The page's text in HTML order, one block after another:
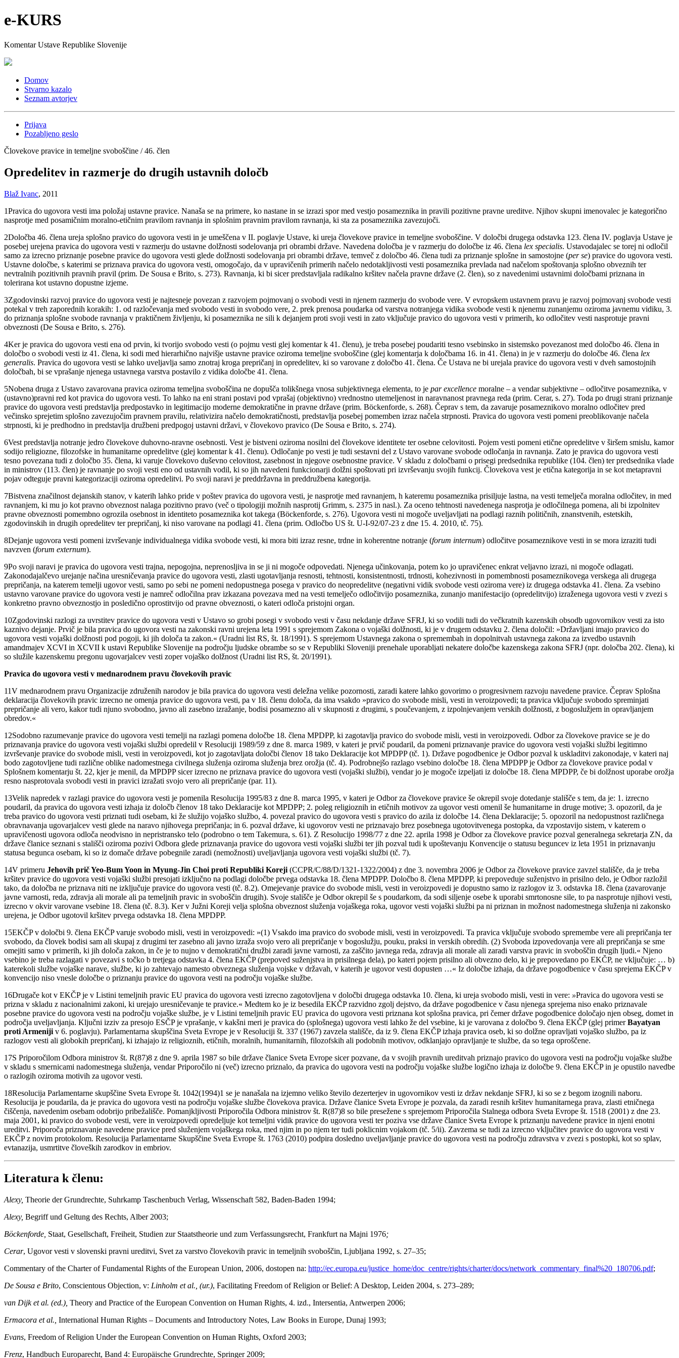
e-KURS
Komentar Ustave Republike Slovenije
Domov
Stvarno kazalo
Seznam avtorjev
Prijava
Pozabljeno geslo
Človekove pravice in temeljne svoboščine / 46. člen
Opredelitev in razmerje do drugih ustavnih določb
Blaž Ivanc, 2011
1Pravica do ugovora vesti ima položaj ustavne pravice. Nanaša se na primere, ko nastane in se izrazi spor med vestjo posameznika in pravili pozitivne pravne ureditve. Njihov skupni imenovalec je kategorično
nasprotje med posamičnim moralno-etičnim pravilom ravnanja in splošnim pravnim pravilom ravnanja, ki sta za posameznika zavezujoči.
2Določba 46. člena ureja splošno pravico do ugovora vesti in je umeščena v II. poglavje Ustave, ki ureja človekove pravice in temeljne svoboščine. V določbi drugega odstavka 123. člena IV. poglavja Ustave je
posebej urejena pravica do ugovora vesti v razmerju do ustavne dolžnosti sodelovanja pri obrambi države. Navedena določba je v razmerju do določbe iz 46. člena lex specialis. Ustavodajalec se torej ni odločil
samo za izrecno priznanje posebne pravice do ugovora vesti glede dolžnosti sodelovanja pri obrambi države, temveč z določbo 46. člena tudi za priznanje splošne in samostojne (per se) pravice do ugovora vesti.
Ustavne določbe, s katerimi se priznava pravica do ugovora vesti, omogočajo, da v upravičenih primerih načelo nedotakljivosti vesti posameznika prevlada nad načelom spoštovanja splošno obveznih ter
nevtralnih pozitivnih pravnih pravil (prim. De Sousa e Brito, s. 273). Ravnanja, ki bi sicer predstavljala radikalno kršitev načela pravne države (2. člen), so z navedenimi ustavnimi določbami priznana in
tolerirana kot ustavno dopustne izjeme.
3Zgodovinski razvoj pravice do ugovora vesti je najtesneje povezan z razvojem pojmovanj o svobodi vesti in njenem razmerju do svobode vere. V evropskem ustavnem pravu je razvoj pojmovanj svobode vesti
potekal v treh zaporednih korakih: 1. od razločevanja med svobodo vesti in svobodo vere, 2. prek prenosa poudarka od varstva notranjega vidika svobode vesti k njenemu zunanjemu oziroma javnemu vidiku, 3.
do priznanja splošne svobode ravnanja v praktičnem življenju, ki posameznika ne sili k dejanjem proti svoji vesti in zato vključuje pravico do ugovora vesti v primerih, ko odločitev vesti nasprotuje pravni
obveznosti (De Sousa e Brito, s. 276).
4Ker je pravica do ugovora vesti ena od prvin, ki tvorijo svobodo vesti (o pojmu vesti glej komentar k 41. členu), je treba posebej poudariti tesno vsebinsko in sistemsko povezanost med določbo 46. člena in
določbo o svobodi vesti iz 41. člena, ki sodi med hierarhično najvišje ustavne pravice oziroma temeljne svoboščine (glej komentarja k določbama 16. in 41. člena) in je v razmerju do določbe 46. člena lex
generalis. Pravica do ugovora vesti se lahko uveljavlja samo znotraj kroga prepričanj in opredelitev, ki so varovane z določbo 41. člena. Če Ustava ne bi urejala pravice do ugovora vesti v dveh samostojnih
določbah, bi se vprašanje njenega ustavnega varstva postavilo z vidika določbe 41. člena.
5Nobena druga z Ustavo zavarovana pravica oziroma temeljna svoboščina ne dopušča tolikšnega vnosa subjektivnega elementa, to je par excellence moralne – a vendar subjektivne – odločitve posameznika, v
(ustavno)pravni red kot pravica do ugovora vesti. To lahko na eni strani postavi pod vprašaj (objektivno) vrednostno utemeljenost in naravnanost pravnega reda (prim. Cerar, s. 27). Toda po drugi strani priznanje
pravice do ugovora vesti predstavlja predpostavko in legitimacijo moderne demokratične in pravne države (prim. Böckenforde, s. 268). Čeprav s tem, da zavaruje posameznikovo moralno odločitev pred
večinsko sprejetim splošno zavezujočim pravnem pravilu, relativizira načelo demokratičnosti, predstavlja posebej pomemben izraz načela strpnosti. Pravica do ugovora vesti pomeni preoblikovanje načela
strpnosti, ki je predhodno in predstavlja družbeni predpogoj ustavni državi, v človekovo pravico (De Sousa e Brito, s. 274).
6Vest predstavlja notranje jedro človekove duhovno-nravne osebnosti. Vest je bistveni oziroma nosilni del človekove identitete ter osebne celovitosti. Pojem vesti pomeni etične opredelitve v širšem smislu, kamor
sodijo religiozne, filozofske in humanitarne opredelitve (glej komentar k 41. členu). Odločanje po vesti je tudi sestavni del z Ustavo varovane svobode odločanja in ravnanja. Zato je pravica do ugovora vesti
tesno povezana tudi z določbo 35. člena, ki varuje človekovo duševno celovitost, zasebnost in njegove osebnostne pravice. V skladu z določbami o prisegi predsednika republike (104. člen) ter predsednika vlade
in ministrov (113. člen) je ravnanje po svoji vesti eno od ustavnih vodil, ki so jih navedeni funkcionarji dolžni spoštovati pri izvrševanju svojih funkcij. Človekova vest je etična kategorija in se kot metapravni
pojav odteguje pravni kategorizaciji oziroma opredelitvi. Po svoji naravi je preddržavna in preddružbena kategorija.
7Bistvena značilnost dejanskih stanov, v katerih lahko pride v poštev pravica do ugovora vesti, je nasprotje med ravnanjem, h kateremu posameznika prisiljuje lastna, na vesti temelječa moralna odločitev, in med
ravnanjem, ki mu jo kot pravno obveznost nalaga pozitivno pravo (več o tipologiji možnih nasprotij Grimm, s. 2375 in nasl.). Za oceno tehtnosti navedenega nasprotja je odločilnega pomena, ali bi izpolnitev
pravne obveznosti pomembno ogrozila osebnost in identiteto posameznika kot takega (Böckenforde, s. 276). Ugovora vesti ni mogoče uveljavljati na podlagi raznih političnih, znanstvenih, estetskih,
zgodovinskih in drugih opredelitev ter prepričanj, ki niso varovane na podlagi 41. člena (prim. Odločbo US št. U-I-92/07-23 z dne 15. 4. 2010, tč. 75).
8Dejanje ugovora vesti pomeni izvrševanje individualnega vidika svobode vesti, ki mora biti izraz resne, trdne in koherentne notranje (forum internum) odločitve posameznikove vesti in se mora izraziti tudi
navzven (forum externum).
9Po svoji naravi je pravica do ugovora vesti trajna, nepogojna, neprenosljiva in se ji ni mogoče odpovedati. Njenega učinkovanja, potem ko jo upravičenec enkrat veljavno izrazi, ni mogoče odlagati.
Zakonodajalčevo urejanje načina uresničevanja pravice do ugovora vesti, zlasti ugotavljanja resnosti, tehtnosti, konsistentnosti, trdnosti, kohezivnosti in pomembnosti posameznikovega verskega ali drugega
prepričanja, na katerem temelji ugovor vesti, samo po sebi ne pomeni nedopustnega posega v pravico do neopredelitve (negativni vidik svobode vesti oziroma vere) iz drugega odstavka 41. člena. Za vsebino
ustavno varovane pravice do ugovora vesti je namreč odločilna prav izkazana povezava med na vesti temelječo odločitvijo posameznika, zunanjo manifestacijo (opredelitvijo) izraženega ugovora vesti v zvezi s
konkretno pravno obveznostjo in posledično oprostitvijo od pravne obveznosti, o kateri odloča pristojni organ.
10Zgodovinski razlogi za uvrstitev pravice do ugovora vesti v Ustavo so grobi posegi v svobodo vesti v času nekdanje države SFRJ, ki so vodili tudi do večkratnih kazenskih obsodb ugovornikov vesti za isto
kaznivo dejanje. Prvič je bila pravica do ugovora vesti na zakonski ravni urejena leta 1991 s sprejemom Zakona o vojaški dolžnosti, ki je v drugem odstavku 2. člena določil: »Državljani imajo pravico do
ugovora vesti vojaški dolžnosti pod pogoji, ki jih določa ta zakon.« (Uradni list RS, št. 18/1991). S sprejemom Ustavnega zakona o spremembah in dopolnitvah ustavnega zakona za izvedbo ustavnih
amandmajev XCVI in XCVII k ustavi Republike Slovenije na področju ljudske obrambe so se v Republiki Sloveniji prenehale uporabljati nekatere določbe kazenskega zakona SFRJ (npr. določba 202. člena), ki
so služile kazenskemu pregonu ugovarjalcev vesti zoper vojaško dolžnost (Uradni list RS, št. 20/1991).
Pravica do ugovora vesti v mednarodnem pravu človekovih pravic
11V mednarodnem pravu Organizacije združenih narodov je bila pravica do ugovora vesti deležna velike pozornosti, zaradi katere lahko govorimo o progresivnem razvoju navedene pravice. Čeprav Splošna
deklaracija človekovih pravic izrecno ne omenja pravice do ugovora vesti, pa v 18. členu določa, da ima vsakdo »pravico do svobode misli, vesti in veroizpovedi; ta pravica vključuje svobodo spreminjati
prepričanje ali vero, kakor tudi njuno svobodno, javno ali zasebno izražanje, bodisi posamezno ali v skupnosti z drugimi, s poučevanjem, z izpolnjevanjem verskih dolžnosti, z bogoslužjem in opravljanjem
obredov.«
12Sodobno razumevanje pravice do ugovora vesti temelji na razlagi pomena določbe 18. člena MPDPP, ki zagotavlja pravico do svobode misli, vesti in veroizpovedi. Odbor za človekove pravice se je do
priznavanja pravice do ugovora vesti vojaški službi opredelil v Resoluciji 1989/59 z dne 8. marca 1989, v kateri je prvič poudaril, da pomeni priznavanje pravice do ugovora vesti vojaški službi legitimno
izvrševanje pravice do svobode misli, vesti in veroizpovedi, kot jo zagotavljata določbi členov 18 tako Deklaracije kot MPDPP (tč. 1). Države pogodbenice je Odbor pozval k uskladitvi zakonodaje, v kateri naj
bodo zagotovljene tudi različne oblike nadomestnega civilnega služenja oziroma služenja brez orožja (tč. 4). Podrobnejšo razlago vsebino določbe 18. člena MPDPP je Odbor za človekove pravice podal v
Splošnem komentarju št. 22, kjer je menil, da MPDPP sicer izrecno ne priznava pravice do ugovora vesti (vojaški službi), vendar jo je mogoče izpeljati iz določbe 18. člena MPDPP, če bi dolžnost uporabe orožja
resno nasprotovala svobodi vesti in pravici izražati svojo vero ali prepričanje (par. 11).
13Velik napredek v razlagi pravice do ugovora vesti je pomenila Resolucija 1995/83 z dne 8. marca 1995, v kateri je Odbor za človekove pravice še okrepil svoje dotedanje stališče s tem, da je: 1. izrecno
poudaril, da pravica do ugovora vesti izhaja iz določb členov 18 tako Deklaracije kot MPDPP; 2. poleg religioznih in etičnih motivov za ugovor vesti omenil še humanitarne in druge motive; 3. opozoril, da je
treba pravico do ugovora vesti priznati tudi osebam, ki že služijo vojaško službo, 4. povezal pravico do ugovora vesti s pravico do azila iz določbe 14. člena Deklaracije; 5. opozoril na nedopustnost različnega
obravnavanja ugovarjalcev vesti glede na naravo njihovega prepričanja; in 6. pozval države, ki ugovorov vesti ne priznavajo brez posebnega ugotovitvenega postopka, da vzpostavijo sistem, v katerem o
upravičenosti ugovora odloča neodvisno in nepristransko telo (podrobno o tem Takemura, s. 61). Z Resolucijo 1998/77 z dne 22. aprila 1998 je Odbor za človekove pravice pozval generalnega sekretarja ZN, da
države članice seznani s stališči oziroma pozivi Odbora glede priznavanja pravice do ugovora vesti vojaški službi ter jih pozval tudi k upoštevanju Konvencije o statusu beguncev iz leta 1951 in priznavanju
statusa begunca osebam, ki so iz domače države pobegnile zaradi (nemožnosti) uveljavljanja ugovora vesti vojaški službi (tč. 7).
14V primeru Jehovih prič Yeo-Bum Yoon in Myung-Jin Choi proti Republiki Koreji (CCPR/C/88/D/1321-1322/2004) z dne 3. novembra 2006 je Odbor za človekove pravice zavzel stališče, da je treba
kršitev pravice do ugovora vesti vojaški službi presojati izključno na podlagi določbe prvega odstavka 18. člena MPDPP. Določbo 8. člena MPDPP, ki prepoveduje suženjstvo in prisilno delo, je Odbor razložil
tako, da določba ne priznava niti ne izključuje pravice do ugovora vesti (tč. 8.2). Omejevanje pravice do svobode misli, vesti in veroizpovedi je dopustno samo iz razlogov iz 3. odstavka 18. člena (zavarovanje
javne varnosti, reda, zdravja ali morale ali pa temeljnih pravic in svoboščin drugih). Svoje stališče je Odbor okrepil še s poudarkom, da sodi siljenje osebe k uporabi smrtonosne sile, to pa nasprotuje njihovi vesti,
izrecno v okvir varovane vsebine 18. člena (tč. 8.3). Ker v Južni Koreji velja splošna obveznost služenja vojaškega roka, ugovor vesti vojaški službi pa ni priznan in možnost nadomestnega služenja ni zakonsko
urejena, je Odbor ugotovil kršitev prvega odstavka 18. člena MPDPP.
15EKČP v določbi 9. člena EKČP varuje svobodo misli, vesti in veroizpovedi: »(1) Vsakdo ima pravico do svobode misli, vesti in veroizpovedi. Ta pravica vključuje svobodo spremembe vere ali prepričanja ter
svobodo, da človek bodisi sam ali skupaj z drugimi ter zasebno ali javno izraža svojo vero ali prepričanje v bogoslužju, pouku, praksi in verskih obredih. (2) Svoboda izpovedovanja vere ali prepričanja se sme
omejiti samo v primerih, ki jih določa zakon, in če je to nujno v demokratični družbi zaradi javne varnosti, za zaščito javnega reda, zdravja ali morale ali zaradi varstva pravic in svoboščin drugih ljudi.« Njeno
vsebino je treba razlagati v povezavi s točko b tretjega odstavka 4. člena EKČP (prepoved suženjstva in prisilnega dela), po kateri pojem prisilno ali obvezno delo, ki je prepovedano po EKČP, ne vključuje: … b)
katerekoli službe vojaške narave, službe, ki jo zahtevajo namesto obveznega služenja vojske v državah, v katerih je ugovor vesti dopusten …« Iz določbe izhaja, da države pogodbenice v času sprejema EKČP v
konvencijo niso vnesle določbe o priznanju pravice do ugovora vesti na področju vojaške službe.
16Drugače kot v EKČP je v Listini temeljnih pravic EU pravica do ugovora vesti izrecno zagotovljena v določbi drugega odstavka 10. člena, ki ureja svobodo misli, vesti in vere: »Pravica do ugovora vesti se
prizna v skladu z nacionalnimi zakoni, ki urejajo uresničevanje te pravice.« Medtem ko je iz besedila EKČP razvidno zgolj dejstvo, da države pogodbenice v času njenega sprejema niso enako priznavale
posebne pravice do ugovora vesti na področju vojaške službe, je v Listini temeljnih pravic EU pravica do ugovora vesti priznana kot splošna pravica, pri čemer države pogodbenice določajo njen obseg, domet in
področja uveljavljanja. Ključni izziv za presojo ESČP je vprašanje, v kakšni meri je pravica do (splošnega) ugovora vesti lahko že del vsebine, ki je varovana z določbo 9. člena EKČP (glej primerBayatyan
proti Armeniji v 6. poglavju). Parlamentarna skupščina Sveta Evrope je v Resoluciji št. 337 (1967) zavzela stališče, da iz 9. člena EKČP izhaja pravica oseb, ki so dolžne opravljati vojaško službo, pa iz
razlogov vesti ali globokih prepričanj, ki izhajajo iz religioznih, etičnih, moralnih, humanitarnih, filozofskih ali podobnih motivov, odklanjajo opravljanje te službe, da so tega oproščene.
17S Priporočilom Odbora ministrov št. R(87)8 z dne 9. aprila 1987 so bile države članice Sveta Evrope sicer pozvane, da v svojih pravnih ureditvah priznajo pravico do ugovora vesti na področju vojaške službe
v skladu s smernicami nadomestnega služenja, vendar Priporočilo ni (več) izrecno priznalo, da pravica do ugovora vesti na področju vojaške službe logično izhaja iz določbe 9. člena EKČP in je opustilo navedbe
o razlogih oziroma motivih za ugovor vesti.
18Resolucija Parlamentarne skupščine Sveta Evrope št. 1042(1994)1 se je nanašala na izjemno veliko število dezerterjev in ugovornikov vesti iz držav nekdanje SFRJ, ki so se z begom izognili naboru.
Resolucija je poudarila, da je pravica do ugovora vesti na področju vojaške službe človekova pravica. Države članice Sveta Evrope je pozvala, da zaradi resnih kršitev humanitarnega prava, zlasti etničnega
čiščenja, navedenim osebam odobrijo pribežališče. Pomanjkljivosti Priporočila Odbora ministrov št. R(87)8 so bile presežene s sprejemom Priporočila Stalnega odbora Sveta Evrope št. 1518 (2001) z dne 23.
maja 2001, ki pravico do svobode vesti, vere in veroizpovedi opredeljuje kot temeljni vidik pravice do ugovora vesti ter poziva vse države članice Sveta Evrope k priznanju navedene pravice in njeni enotni
ureditvi. Priporoča priznavanje navedene pravice pred služenjem vojaškega roka, med njim in po njem ter tudi poklicnim vojakom (tč. 5/ii). Zavzema se tudi za izrecno vključitev pravice do ugovora vesti v
EKČP z novim protokolom. Resolucija Parlamentarne Skupščine Sveta Evrope št. 1763 (2010) podpira dosledno uveljavljanje pravice do ugovora vesti na področju zdravstva v zvezi s postopki, kot so splav,
evtanazija, usmrtitve človeških zarodkov in embriov.
Literatura k členu:
Alexy, Theorie der Grundrechte, Suhrkamp Taschenbuch Verlag, Wissenschaft 582, Baden-Baden 1994;
Alexy, Begriff und Geltung des Rechts, Alber 2003;
Böckenforde, Staat, Gesellschaft, Freiheit, Studien zur Staatstheorie und zum Verfassungsrecht, Frankfurt na Majni 1976;
Cerar, Ugovor vesti v slovenski pravni ureditvi, Svet za varstvo človekovih pravic in temeljnih svoboščin, Ljubljana 1992, s. 27–35;
Commentary of the Charter of Fundamental Rights of the European Union, 2006, dostopen na: http://ec.europa.eu/justice_home/doc_centre/rights/charter/docs/network_commentary_final%20_180706.pdf;
De Sousa e Brito, Conscientous Objection, v: Linholm et al., (ur.), Facilitating Freedom of Religion or Belief: A Desktop, Leiden 2004, s. 273–289;
van Dijk et al. (ed.), Theory and Practice of the European Convention on Human Rights, 4. izd., Intersentia, Antwerpen 2006;
Ermacora et al., International Human Rights – Documents and Introductory Notes, Law Books in Europe, Dunaj 1993;
Evans, Freedom of Religion Under the European Convention on Human Rights, Oxford 2003;
Frenz, Handbuch Europarecht, Band 4: Europäische Grundrechte, Springer 2009;